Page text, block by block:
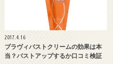
2017.4.16
ブラヴィバストクリームの効果は本
当？バストアップするか口コミ検証